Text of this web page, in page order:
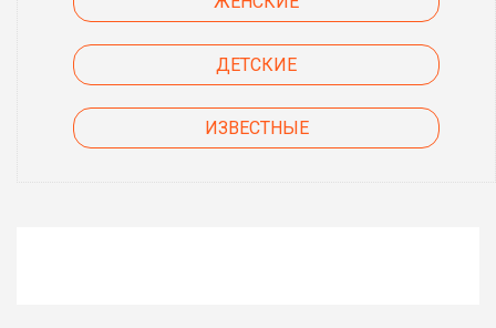
ДЕТСКИЕ
ИЗВЕСТНЫЕ